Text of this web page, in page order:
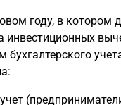
году, в